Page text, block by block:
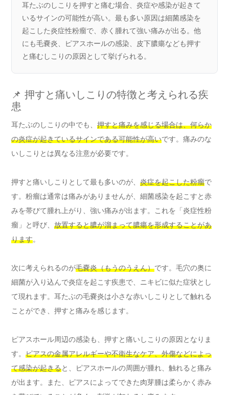
耳たぶのしこりを押すと痛む場合、炎症や感染が起きて
いるサインの可能性が高い。最も多い原因は細菌感染を
起こした炎症性粉瘤で、赤く腫れて強い痛みが出る。他
にも毛嚢炎、ピアスホールの感染、皮下膿瘍なども押す
と痛むしこりの原因として挙げられる。
📌 押すと痛いしこりの特徴と考えられる疾
患
耳たぶのしこりの中でも、 押すと痛みを感じる場合は、何らか
の炎症が起きているサインである可能性が高いです。痛みのな
いしこりとは異なる注意が必要です。
押すと痛いしこりとして最も多いのが、 炎症を起こした粉瘤で
す。粉瘤は通常は痛みがありませんが、細菌感染を起こすと赤
みを帯びて腫れ上がり、強い痛みが出ます。これを「炎症性粉
瘤」と呼び、 放置すると膿が溜まって膿瘍を形成することがあ
ります。
次に考えられるのが毛嚢炎（もうのうえん）です。毛穴の奥に
細菌が入り込んで炎症を起こす疾患で、ニキビに似た症状とし
て現れます。耳たぶの毛嚢炎は小さな赤いしこりとして触れる
ことができ、押すと痛みを感じます。
ピアスホール周辺の感染も、押すと痛いしこりの原因となりま
す。 ピアスの金属アレルギーや不衛生なケア、外傷などによっ
て感染が起きると、ピアスホールの周囲が腫れ、触れると痛み
が出ます。また、ピアスによってできた肉芽腫は柔らかく赤み